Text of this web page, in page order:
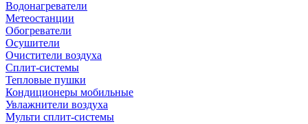
Водонагреватели
Метеостанции
Обогреватели
Осушители
Очистители воздуха
Сплит-системы
Тепловые пушки
Кондиционеры мобильные
Увлажнители воздуха
Мульти сплит-системы